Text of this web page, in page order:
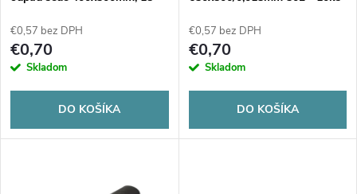
p
r
d
p
r
o
d
€0,57 bez DPH
€0,70
Skladom
DO KOŠÍKA
€0,57 bez DPH
€0,70
Skladom
DO KOŠÍKA